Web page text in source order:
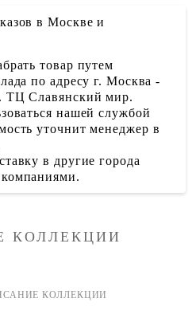
в Москве и
товар путем
по адресу г. Москва -
Славянский мир.
нашей службой
уточнит менеджер в
в другие города
КОЛЛЕКЦИИ